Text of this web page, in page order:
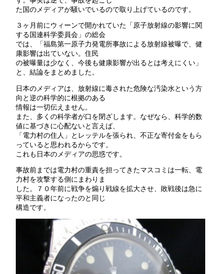
た国のメディアが騒いでいるので取り上げているのです。
３ヶ月前にウィーンで開かれていた「原子放射線の影響に関
する国連科学委員会」の総会
では、「福島第一原子力発電所事故による放射線被曝で、健
康影響は出ていない。住民
の被曝量は少なく、今後も健康影響が出るとは考えにくい」
と、結論をまとめました。
日本のメディアは、放射線に毒された危険な汚染水という方
向と逆の科学的に根拠のある
情報は一切伝えません。
また、多くの科学者が口を閉ざします。なぜなら、科学的数
値に基づきに心配ないと言えば、
「電力村の住人」とレッテルを張られ、不正な寄付金をもら
っていると思われるからです。
これも日本のメディアの思惑です。
事故前までは電力村の重責を担ってきたマスコミは一転、電
力村を攻撃する側にまわりま
した。７０年前に戦争を煽り戦線を拡大させ、敗戦後は急に
平和主義者になったのと同じ
構造です。